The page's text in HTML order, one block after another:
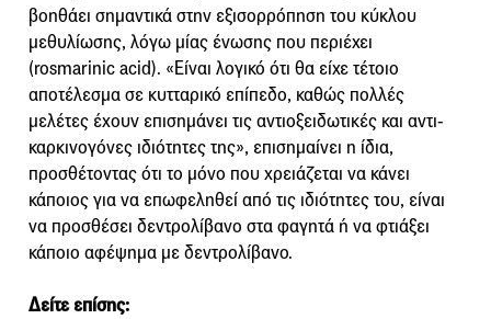
βοηθάει σημαντικά στην εξισορρόπηση του κύκλου
μεθυλίωσης, λόγω μίας ένωσης που περιέχει
(rosmarinic acid). «Είναι λογικό ότι θα είχε τέτοιο
αποτέλεσμα σε κυτταρικό επίπεδο, καθώς πολλές
μελέτες έχουν επισημάνει τις αντιοξειδωτικές και αντι-
καρκινογόνες ιδιότητες της», επισημαίνει η ίδια,
προσθέτοντας ότι το μόνο που χρειάζεται να κάνει
κάποιος για να επωφεληθεί από τις ιδιότητες του, είναι
να προσθέσει δεντρολίβανο στα φαγητά ή να φτιάξει
κάποιο αφέψημα με δεντρολίβανο.
Δείτε επίσης: